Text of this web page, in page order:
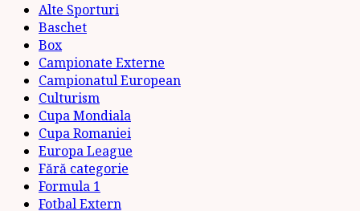
Alte Sporturi
Baschet
Box
Campionate Externe
Campionatul European
Culturism
Cupa Mondiala
Cupa Romaniei
Europa League
Fără categorie
Formula 1
Fotbal Extern